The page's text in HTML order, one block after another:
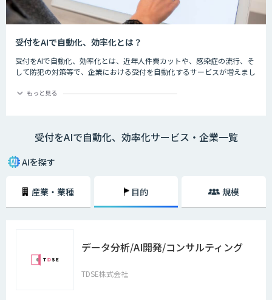
受付をAIで自動化、効率化とは？
受付をAIで自動化、効率化とは、近年人件費カットや、感染症の流行、そ
して防犯の対策等で、企業における受付を自動化するサービスが増えまし
次受付を自動化し、対応時間なども改善します。
もっと見る
受付をAIで自動化、効率化サービス・企業一覧
AIを探す
産業・業種 目的 規模
データ分析/AI開発/コンサルティング
TDSE株式会社